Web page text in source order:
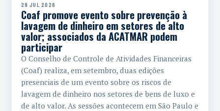
29 JUL 2026
Coaf promove evento sobre prevenção à
lavagem de dinheiro em setores de alto
valor; associados da ACATMAR podem
participar
O Conselho de Controle de Atividades Financeiras
(Coaf) realiza, em setembro, duas edições
presenciais de um evento sobre os riscos de
lavagem de dinheiro nos setores de bens de luxo e
de alto valor. As sessões acontecem em São Paulo e